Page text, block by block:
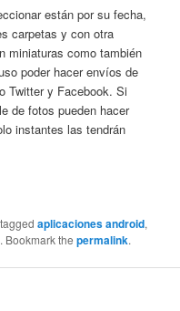
están por su fecha,
carpetas y con otra
miniaturas como también
poder hacer envíos de
Twitter y Facebook. Si
de fotos pueden hacer
instantes las tendrán
aplicaciones android,
. Bookmark thepermalink.